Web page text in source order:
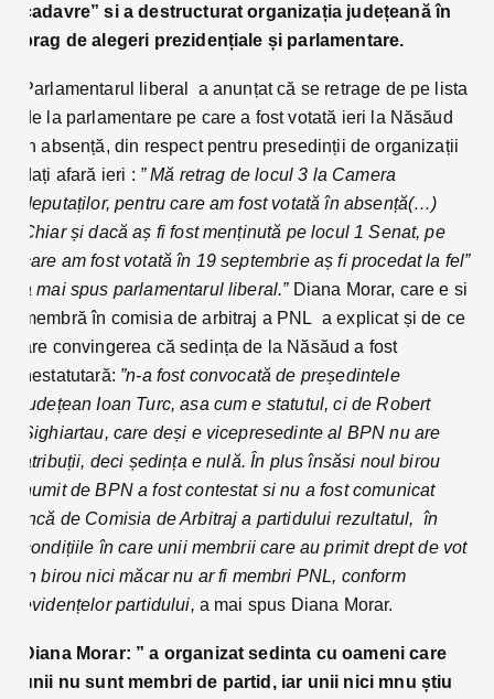
cadavre” si a destructurat organizația județeană în
prag de alegeri prezidențiale și parlamentare.
Parlamentarul liberal a anunțat că se retrage de pe lista
de la parlamentare pe care a fost votată ieri la Năsăud
în absență, din respect pentru presedinții de organizații
dați afară ieri : ” Mă retrag de locul 3 la Camera
deputaților, pentru care am fost votată în absență(…)
Chiar și dacă aș fi fost menținută pe locul 1 Senat, pe
care am fost votată în 19 septembrie aș fi procedat la fel”
a mai spus parlamentarul liberal.” Diana Morar, care e si
membră în comisia de arbitraj a PNL a explicat și de ce
are convingerea că sedința de la Năsăud a fost
nestatutară: ”n-a fost convocată de președintele
județean Ioan Turc, asa cum e statutul, ci de Robert
Sighiartau, care deși e vicepresedinte al BPN nu are
atribuții, deci ședința e nulă. În plus însăsi noul birou
numit de BPN a fost contestat si nu a fost comunicat
încă de Comisia de Arbitraj a partidului rezultatul, în
condițiile în care unii membrii care au primit drept de vot
in birou nici măcar nu ar fi membri PNL, conform
evidențelor partidului, a mai spus Diana Morar.
Diana Morar: ” a organizat sedinta cu oameni care
unii nu sunt membri de partid, iar unii nici mnu știu